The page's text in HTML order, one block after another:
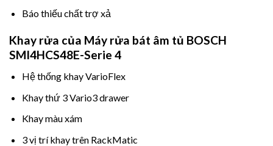
Báo thiếu chất trợ xả
Khay rửa của Máy rửa bát âm tủ BOSCH
SMI4HCS48E-Serie 4
Hệ thống khay VarioFlex
Khay thứ 3 Vario3 drawer
Khay màu xám
3 vị trí khay trên RackMatic